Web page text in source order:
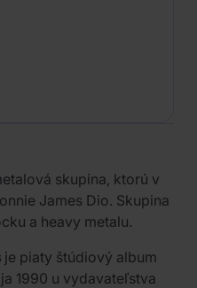
skupina, ktorú v
James Dio. Skupina
a heavy metalu.
je piaty štúdiový album
1990 u vydavateľstva